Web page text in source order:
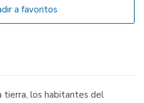
a favoritos
tierra, los habitantes del